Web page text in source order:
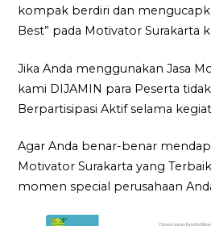
kompak berdiri dan
Best” pada Motivator Surakarta
Jika Anda menggunakan Jasa
kami DIJAMIN para Peserta
Berpartisipasi Aktif selama
Agar Anda benar-benar
Motivator Surakarta yang
momen special perusahaan